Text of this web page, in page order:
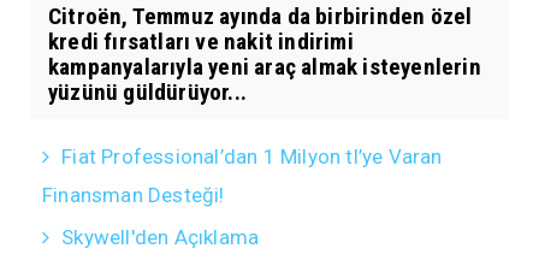
Citroën, Temmuz ayında da birbirinden özel
kredi fırsatları ve nakit indirimi
kampanyalarıyla yeni araç almak isteyenlerin
yüzünü güldürüyor...
Fiat Professional’dan 1 Milyon tl’ye Varan
Finansman Desteği!
Skywell'den Açıklama